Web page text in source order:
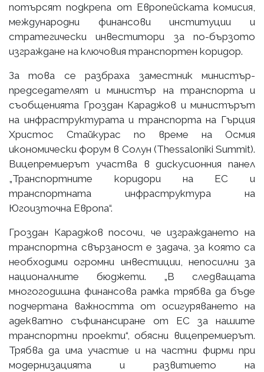
потърсят подкрепа от Европейската комисия,
международни финансови институции и
стратегически инвеститори за по-бързотo
изграждане на ключовия транспортен коридор.
За това се разбраха заместник министър-
председателят и министър на транспорта и
съобщенията Гроздан Караджов и министърът
на инфраструктурата и транспорта на Гърция
Христос Стайкурас по време на Осмия
икономически форум в Солун (Thessaloniki Summit).
Вицепремиерът участва в дискусионния панел
„Транспортните коридори на ЕС и
транспортната инфраструктура на
Югоизточна Европа“.
Гроздан Караджов посочи, че изграждането на
транспортна свързаност е задача, за която са
необходими огромни инвестиции, непосилни за
националните бюджети. „В следващата
многогодишна финансова рамка трябва да бъде
подчертана важността от осигуряването на
адекватно съфинансиране от ЕС за нашите
транспортни проекти“, обясни вицепремиерът.
Трябва да има участие и на частни фирми при
модернизацията и развитието на